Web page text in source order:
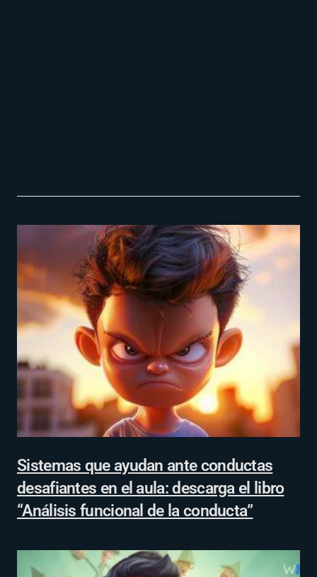
Sistemas que ayudan ante conductas
desafiantes en el aula: descarga el libro
“Análisis funcional de la conducta”